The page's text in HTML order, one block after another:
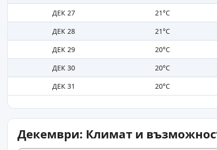
ДЕК 27
21°C
ДЕК 28
21°C
ДЕК 29
20°C
ДЕК 30
20°C
ДЕК 31
20°C
Декември: Климат и